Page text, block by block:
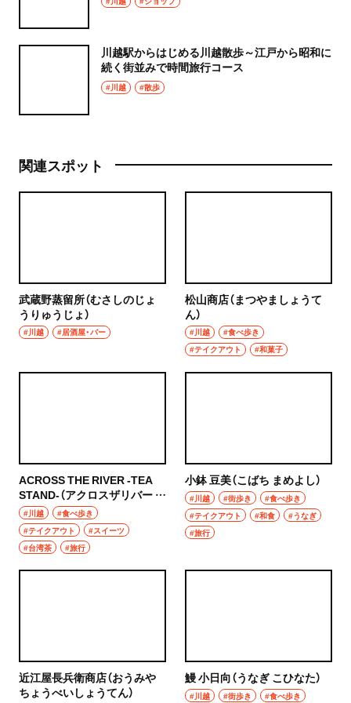
川越駅からはじめる川越散歩～江戸から昭和に
続く街並みで時間旅行コース
#川越 #散歩
関連スポット
武蔵野蒸留所（むさしのじょ
うりゅうじょ）
#川越 #居酒屋・バー
松山商店（まつやましょうて
ん）
#川越
#食べ歩き
#テイクアウト
#和菓子
ACROSS THE RIVER -TEA
STAND-（アクロスザリバー テ
ィースタンド）
#川越
#食べ歩き
#テイクアウト
#スイーツ
#台湾茶
#旅行
小鉢 豆美（こばち まめよし）
#川越 #街歩き
#食べ歩き
#テイクアウト
#和食
#うなぎ
#旅行
近江屋長兵衛商店（おうみや
ちょうべいしょうてん）
鰻 小日向（うなぎ こひなた）
#川越 #街歩き #食べ歩き